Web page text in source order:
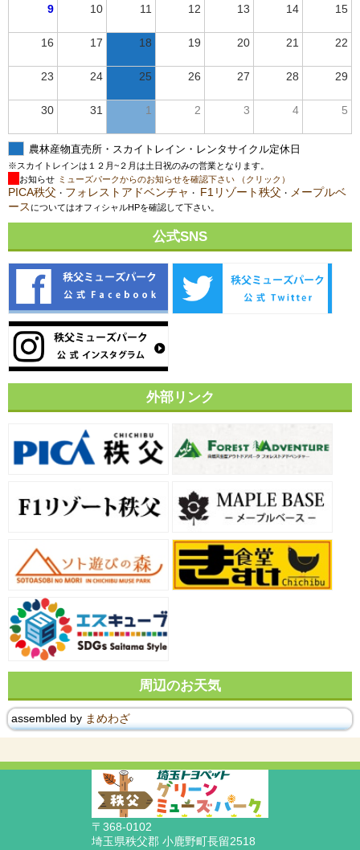
9 10 11 12 13 14 15
16 17 18 19 20 21 22
23 24 25 26 27 28 29
30 31 1 2 3 4 5
農林産物直売所・スカイトレイン・レンタサイクル定休日
※スカイトレインは１２月~２月は土日祝のみの営業となります。
お知らせ ミューズパークからのお知らせを確認下さい （クリック）
PICA秩父 ・ フォレストアドベンチャ ・ F1リゾート秩父 ・ メープルベ
ース についてはオフィシャルHPを確認して下さい。
公式SNS
外部リンク
周辺のお天気
assembled by まめわざ
〒368-0102
埼玉県秩父郡 小鹿野町長留2518